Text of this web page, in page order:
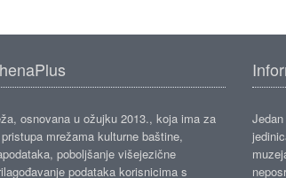
osnovana u ožujku 2013., koja ima za
mrežama kulturne baštine,
poboljšanje višejezične
podataka korisnicima s